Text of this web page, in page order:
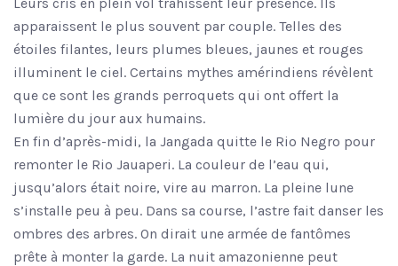
apparaissent le plus souvent par couple. Telles des
étoiles filantes, leurs plumes bleues, jaunes et rouges
illuminent le ciel. Certains mythes amérindiens révèlent
que ce sont les grands perroquets qui ont offert la
lumière du jour aux humains.
En fin d’après-midi, la Jangada quitte le Rio Negro pour
remonter le Rio Jauaperi. La couleur de l’eau qui,
jusqu’alors était noire, vire au marron. La pleine lune
s’installe peu à peu. Dans sa course, l’astre fait danser les
ombres des arbres. On dirait une armée de fantômes
prête à monter la garde. La nuit amazonienne peut